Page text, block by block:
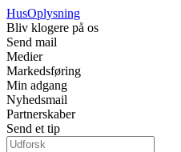
HusOplysning
Bliv klogere på os
Send mail
Medier
Markedsføring
Min adgang
Nyhedsmail
Partnerskaber
Send et tip